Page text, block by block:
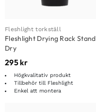
Fleshlight torkställ
Fleshlight Drying Rack Stand
Dry
295 kr
Högkvalitativ produkt
Tillbehör till Fleshlight
Enkel att montera